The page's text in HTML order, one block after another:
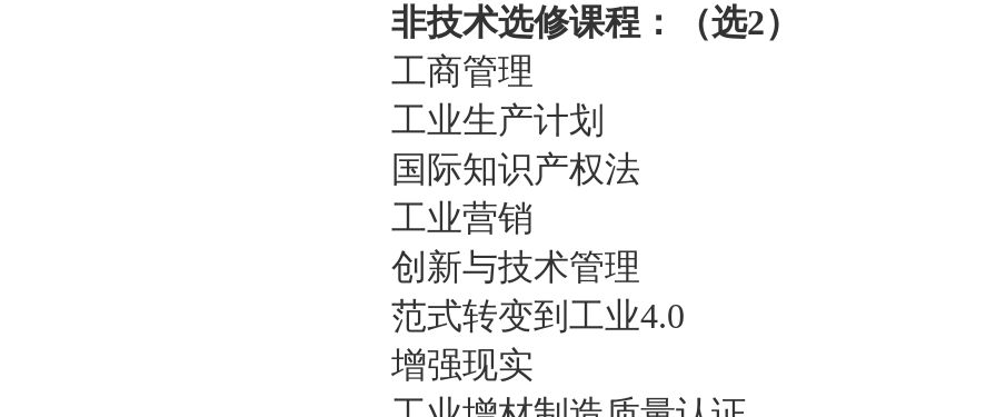
非技术选修课程：（选2）
工商管理
工业生产计划
国际知识产权法
工业营销
创新与技术管理
范式转变到工业4.0
增强现实